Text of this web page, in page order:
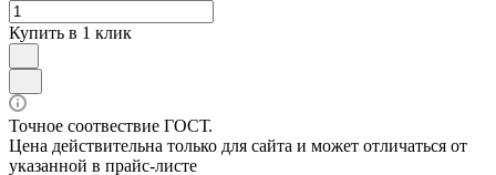
Купить в 1 клик
Точное соотвествие ГОСТ.
Цена действительна только для сайта и может отличаться от
указанной в прайс-листе